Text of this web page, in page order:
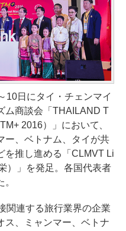
日にタイ・チェンマイ
ム商談会「THAILAND T
2016）」において、
ー、ベトナム、タイが共
を推し進める「CLMVT Li
）」を発足。各国代表者
関連する旅行業界の企業
ス、ミャンマー、ベトナ